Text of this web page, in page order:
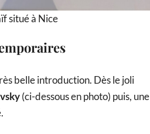
situé à Nice
belle introduction. Dès le joli
(ci-dessous en photo) puis, une